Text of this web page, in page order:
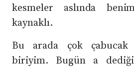
kesmeler aslında
kaynaklı.
Bu arada çok
biriyim. Bugün a